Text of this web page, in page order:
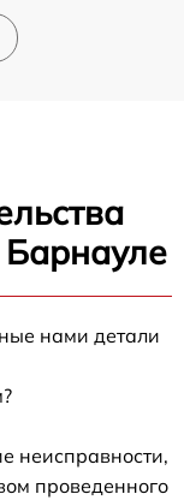
Барнауле
нами детали
неисправности,
проведенного